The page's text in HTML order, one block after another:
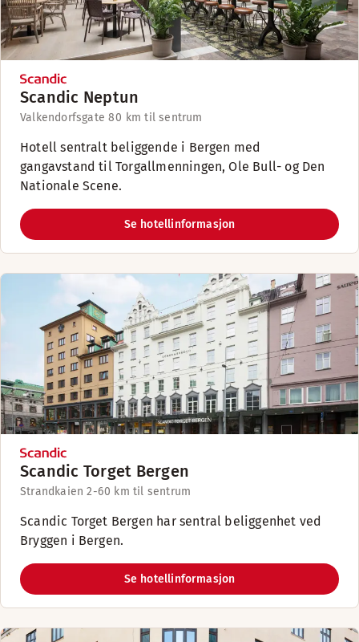
Scandic Neptun
Valkendorfsgate 80 km til sentrum
Hotell sentralt beliggende i Bergen med
gangavstand til Torgallmenningen, Ole Bull- og Den
Nationale Scene.
Se hotellinformasjon
Scandic Torget Bergen
Strandkaien 2-60 km til sentrum
Scandic Torget Bergen har sentral beliggenhet ved
Bryggen i Bergen.
Se hotellinformasjon